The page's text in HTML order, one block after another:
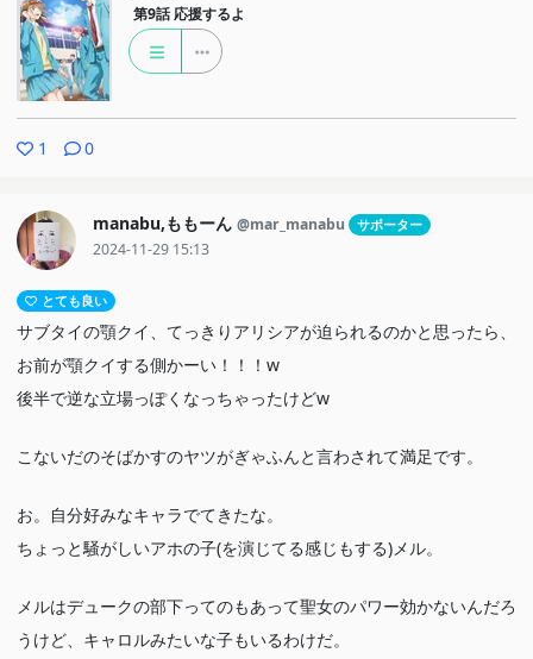
第9話 応援するよ
1 0
manabu,ももーん @mar_manabu サポーター
2024-11-29 15:13
とても良い
サブタイの顎クイ、てっきりアリシアが迫られるのかと思ったら、
お前が顎クイする側かーい！！！w
後半で逆な立場っぽくなっちゃったけどw
こないだのそばかすのヤツがぎゃふんと言わされて満足です。
お。自分好みなキャラでてきたな。
ちょっと騒がしいアホの子(を演じてる感じもする)メル。
メルはデュークの部下ってのもあって聖女のパワー効かないんだろ
うけど、キャロルみたいな子もいるわけだ。